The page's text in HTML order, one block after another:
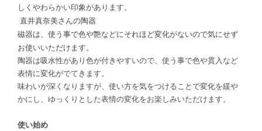
しくやわらかい印象があります。
直井真奈美さんの陶器
磁器は、使う事で色や艶などにそれほど変化がないので気にせず
お使いいただけます。
陶器は吸水性があり色が付きやすいので、使う事で色や貫入など
表情に変化がでてきます。
味わいが深くなりますが、使い方を気をつけることで変化を緩や
かにし、ゆっくりとした表情の変化をお楽しみいただけます。
使い始め